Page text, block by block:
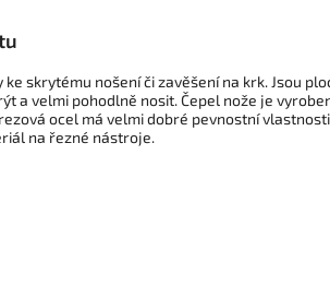
skrytému nošení či zavěšení na krk. Jsou
a velmi pohodlně nosit. Čepel nože je
ocel má velmi dobré pevnostní
na řezné nástroje.